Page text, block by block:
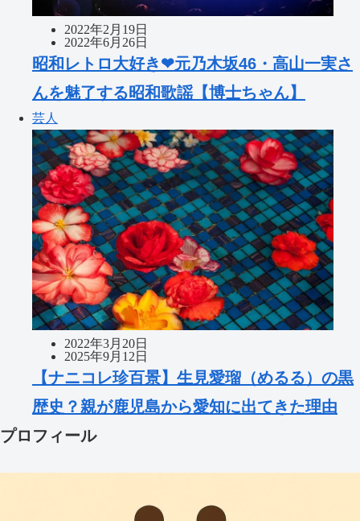
2022年2月19日
2022年6月26日
昭和レトロ大好き❤元乃木坂46・高山一実さ
んを魅了する昭和歌謡【博士ちゃん】
芸人
2022年3月20日
2025年9月12日
【ナニコレ珍百景】生見愛瑠（めるる）の黒
歴史？親が鹿児島から愛知に出てきた理由
プロフィール